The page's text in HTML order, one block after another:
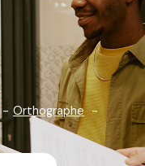
Orthographe